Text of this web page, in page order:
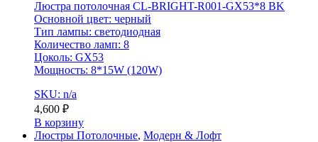
Люстра потолочная CL-BRIGHT-R001-GX53*8 BK
Основной цвет: черный
Тип лампы: светодиодная
Количество ламп: 8
Цоколь: GX53
Мощность: 8*15W (120W)
SKU: n/a
4,600 ₽
В корзину
Люстры Потолочные, Модерн & Лофт